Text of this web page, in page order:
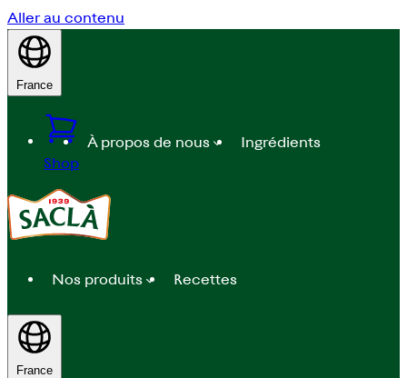
Aller au contenu
France
Shop
À propos de nous Ingrédients
Nos produits Recettes
France